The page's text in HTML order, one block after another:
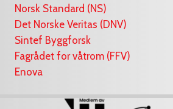
Norsk Standard (NS)
Det Norske Veritas (DNV)
Sintef Byggforsk
Fagrådet for våtrom (FFV)
Enova